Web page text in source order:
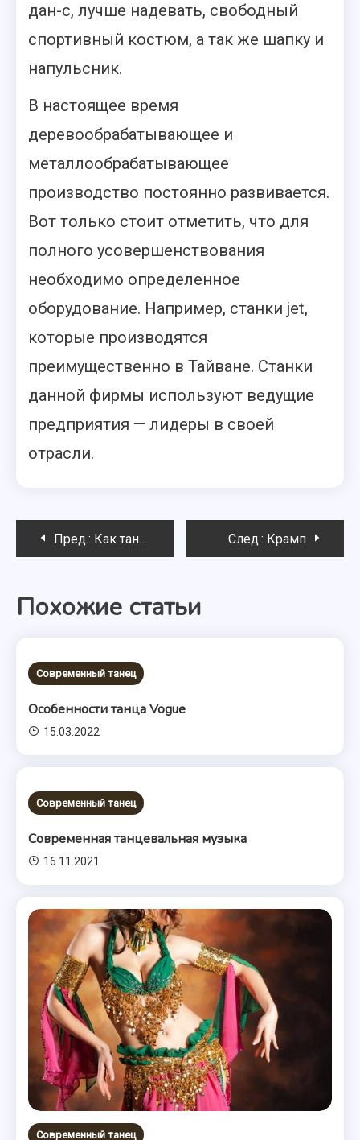
дан-с, лучше надевать, свободный
спортивный костюм, а так же шапку и
напульсник.
В настоящее время
деревообрабатывающее и
металлообрабатывающее
производство постоянно развивается.
Вот только стоит отметить, что для
полного усовершенствования
необходимо определенное
оборудование. Например, станки jet,
которые производятся
преимущественно в Тайване. Станки
данной фирмы используют ведущие
предприятия — лидеры в своей
отрасли.
Навигация
записям
Пред.: Как танцевать румбу След.: Крамп
Похожие статьи
Современный танец
Особенности танца Vogue
15.03.2022
Современный танец
Современная танцевальная музыка
16.11.2021
Современный танец